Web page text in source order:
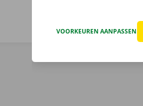
VOORKEUREN AANPASSEN